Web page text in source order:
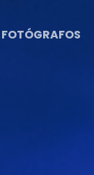
FOTÓGRAFOS